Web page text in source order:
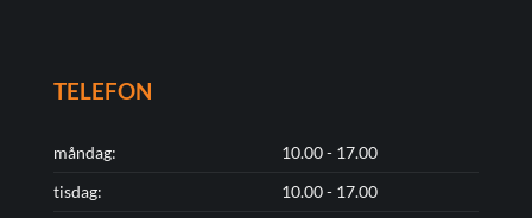
TELEFON
måndag:
10.00 - 17.00
tisdag:
10.00 - 17.00